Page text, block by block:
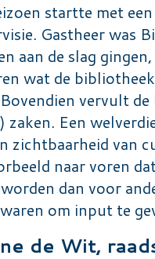
startte met
Gastheer was
aan de slag
wat de
vervult
zaken. Een
zichtbaarheid van
naar voren
worden dan voor
om input te
de Wit,